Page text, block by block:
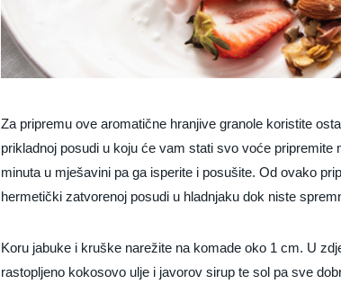
Za pripremu ove aromatične hranjive granole koristite
prikladnoj posudi u koju će vam stati svo voće
minuta u mješavini pa ga isperite i posušite. Od ovako
hermetički zatvorenoj posudi u hladnjaku dok niste
Koru jabuke i kruške narežite na komade oko 1 cm. U
rastopljeno kokosovo ulje i javorov sirup te sol pa sve